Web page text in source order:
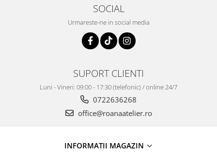
SOCIAL
Urmareste-ne in social media
SUPORT CLIENTI
Luni - Vineri: 09:00 - 17:30 (telefonic) / online 24/7
0722636268
office@roanaatelier.ro
INFORMATII MAGAZIN